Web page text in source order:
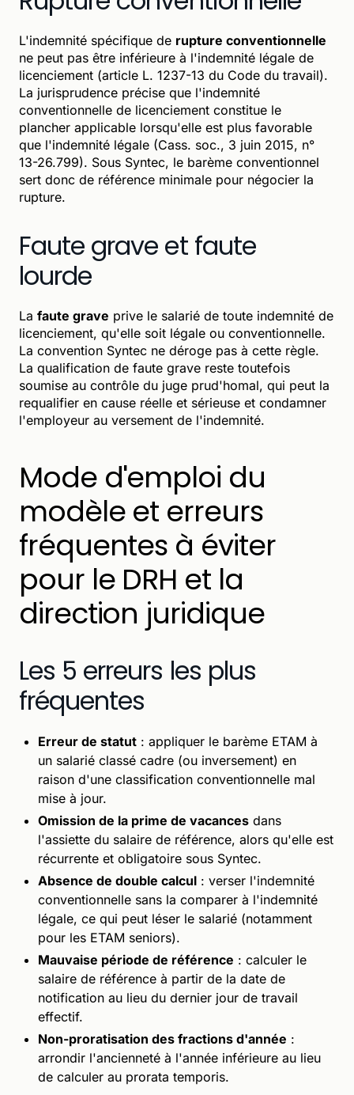
L'indemnité spécifique de rupture conventionnelle
ne peut pas être inférieure à l'indemnité légale de
licenciement (article L. 1237-13 du Code du travail).
La jurisprudence précise que l'indemnité
conventionnelle de licenciement constitue le
plancher applicable lorsqu'elle est plus favorable
que l'indemnité légale (Cass. soc., 3 juin 2015, n°
13-26.799). Sous Syntec, le barème conventionnel
sert donc de référence minimale pour négocier la
rupture.
Faute grave et faute
lourde
La faute grave prive le salarié de toute indemnité de
licenciement, qu'elle soit légale ou conventionnelle.
La convention Syntec ne déroge pas à cette règle.
La qualification de faute grave reste toutefois
soumise au contrôle du juge prud'homal, qui peut la
requalifier en cause réelle et sérieuse et condamner
l'employeur au versement de l'indemnité.
Mode d'emploi du
modèle et erreurs
fréquentes à éviter
pour le DRH et la
direction juridique
Les 5 erreurs les plus
fréquentes
Erreur de statut : appliquer le barème ETAM à
un salarié classé cadre (ou inversement) en
raison d'une classification conventionnelle mal
mise à jour.
Omission de la prime de vacances dans
l'assiette du salaire de référence, alors qu'elle est
récurrente et obligatoire sous Syntec.
Absence de double calcul : verser l'indemnité
conventionnelle sans la comparer à l'indemnité
légale, ce qui peut léser le salarié (notamment
pour les ETAM seniors).
Mauvaise période de référence : calculer le
salaire de référence à partir de la date de
notification au lieu du dernier jour de travail
effectif.
Non-proratisation des fractions d'année :
arrondir l'ancienneté à l'année inférieure au lieu
de calculer au prorata temporis.